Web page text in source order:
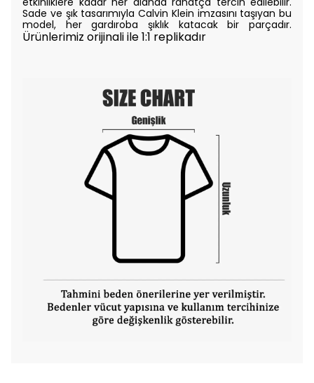
Sade ve şık tasarımıyla Calvin Klein imzasını taşıyan bu
model, her gardıroba şıklık katacak bir parçadır.
Ürünlerimiz orijinali ile 1:1 replikadır